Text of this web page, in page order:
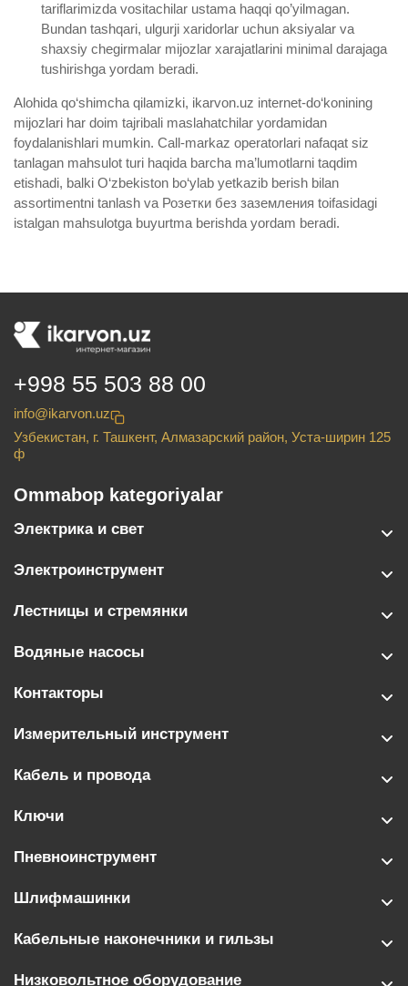
tariflarimizda vositachilar ustama haqqi qo’yilmagan.
Bundan tashqari, ulgurji xaridorlar uchun aksiyalar va
shaxsiy chegirmalar mijozlar xarajatlarini minimal darajaga
tushirishga yordam beradi.
Alohida qo‘shimcha qilamizki, ikarvon.uz internet-do‘konining
mijozlari har doim tajribali maslahatchilar yordamidan
foydalanishlari mumkin. Call-markaz operatorlari nafaqat siz
tanlagan mahsulot turi haqida barcha ma’lumotlarni taqdim
etishadi, balki O‘zbekiston bo‘ylab yetkazib berish bilan
assortimentni tanlash va Розетки без заземления toifasidagi
istalgan mahsulotga buyurtma berishda yordam beradi.
+998 55 503 88 00
info@ikarvon.uz
Узбекистан, г. Ташкент, Алмазарский район, Уста-ширин 125
ф
Ommabop kategoriyalar
Электрика и свет
Электроинструмент
Лестницы и стремянки
Водяные насосы
Контакторы
Измерительный инструмент
Кабель и провода
Ключи
Пневноинструмент
Шлифмашинки
Кабельные наконечники и гильзы
Низковольтное оборудование